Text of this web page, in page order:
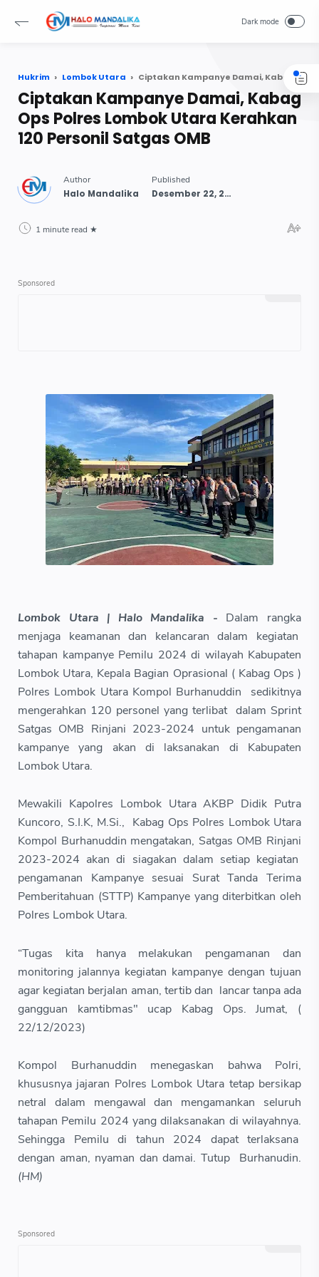
Hukrim Lombok Utara Ciptakan Kampanye Damai, Kabag Ops Polres Lombok Utara Kerahkan 120 Personil Satgas OMB
Ciptakan Kampanye Damai, Kabag
Ops Polres Lombok Utara Kerahkan
120 Personil Satgas OMB
1 minute read
Lombok Utara | Halo Mandalika - Dalam rangka
menjaga keamanan dan kelancaran dalam kegiatan
tahapan kampanye Pemilu 2024 di wilayah Kabupaten
Lombok Utara, Kepala Bagian Oprasional ( Kabag Ops )
Polres Lombok Utara Kompol Burhanuddin sedikitnya
mengerahkan 120 personel yang terlibat dalam Sprint
Satgas OMB Rinjani 2023-2024 untuk pengamanan
kampanye yang akan di laksanakan di Kabupaten
Lombok Utara.
Mewakili Kapolres Lombok Utara AKBP Didik Putra
Kuncoro, S.I.K, M.Si., Kabag Ops Polres Lombok Utara
Kompol Burhanuddin mengatakan, Satgas OMB Rinjani
2023-2024 akan di siagakan dalam setiap kegiatan
pengamanan Kampanye sesuai Surat Tanda Terima
Pemberitahuan (STTP) Kampanye yang diterbitkan oleh
Polres Lombok Utara.
“Tugas kita hanya melakukan pengamanan dan
monitoring jalannya kegiatan kampanye dengan tujuan
agar kegiatan berjalan aman, tertib dan lancar tanpa ada
gangguan kamtibmas" ucap Kabag Ops. Jumat, (
22/12/2023)
Kompol Burhanuddin menegaskan bahwa Polri,
khususnya jajaran Polres Lombok Utara tetap bersikap
netral dalam mengawal dan mengamankan seluruh
tahapan Pemilu 2024 yang dilaksanakan di wilayahnya.
Sehingga Pemilu di tahun 2024 dapat terlaksana
dengan aman, nyaman dan damai. Tutup Burhanudin.
(HM)